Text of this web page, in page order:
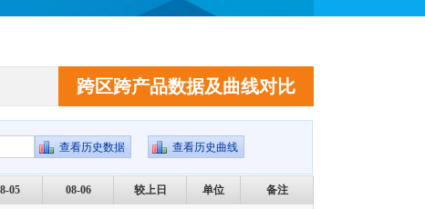
跨区跨产品数据及曲线对比
05 08-06 较上日 单位 备注